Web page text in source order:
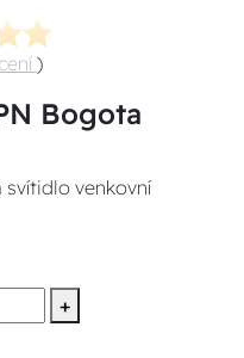
)
Bogota
venkovní
+